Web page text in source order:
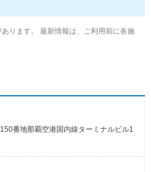
ります。 最新情報は、ご利用前に各施
番地那覇空港国内線ターミナルビル1